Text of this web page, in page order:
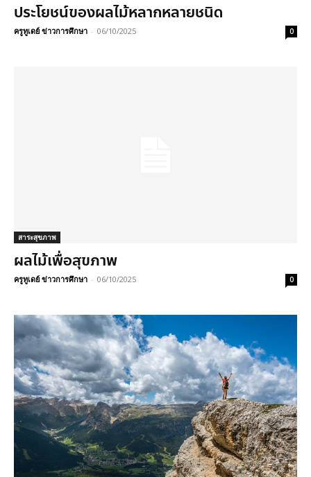
ประโยชน์ของผลไม้หลากหลายชนิด
ครูทูเดย์ ข่าวการศึกษา - 06/10/2025 0
สาระสุขภาพ
ผลไม้เพื่อสุขภาพ
ครูทูเดย์ ข่าวการศึกษา - 06/10/2025 0